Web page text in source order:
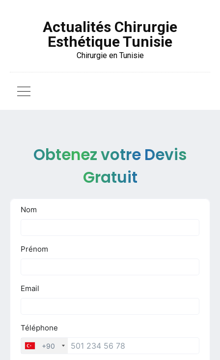
Actualités Chirurgie
Esthétique Tunisie
Chirurgie en Tunisie
Obtenez votre Devis
Gratuit